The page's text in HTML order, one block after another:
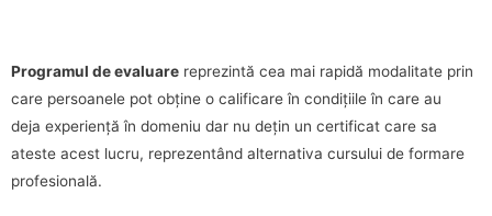
Programul de evaluare reprezintă cea mai rapidă modalitate prin
care persoanele pot obține o calificare în condițiile în care au
deja experiență în domeniu dar nu dețin un certificat care sa
ateste acest lucru, reprezentând alternativa cursului de formare
profesională.